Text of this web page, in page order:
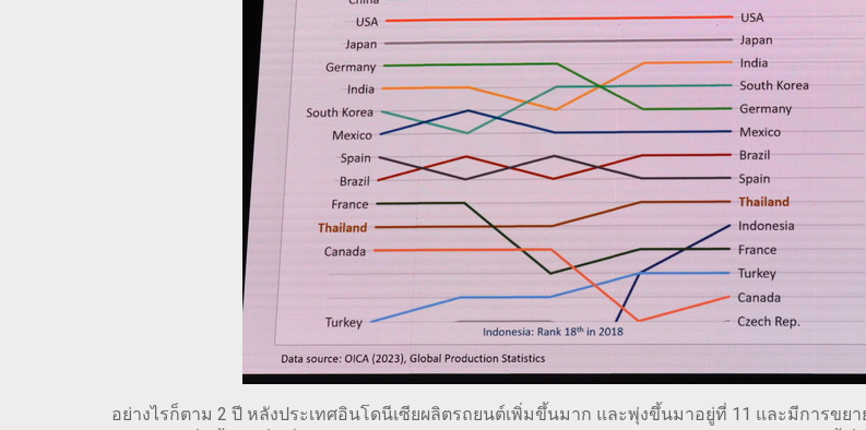
อย่างไรก็ตาม 2 ปี หลังประเทศอินโดนีเซียผลิตรถยนต์เพิ่มขึ้นมาก และพุ่งขึ้นมาอยู่ที่ 11 และมีการข